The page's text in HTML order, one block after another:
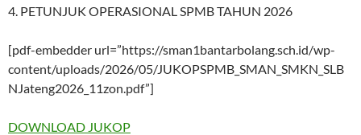
4. PETUNJUK OPERASIONAL SPMB TAHUN 2026
[pdf-embedder url=”https://sman1bantarbolang.sch.id/wp-
content/uploads/2026/05/JUKOPSPMB_SMAN_SMKN_SLB
NJateng2026_11zon.pdf”]
DOWNLOAD JUKOP